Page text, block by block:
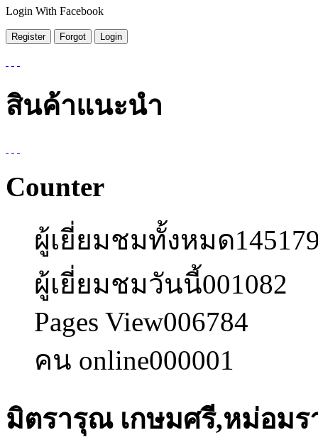
Login With Facebook
สินค้าแนะนำ
Counter
ผู้เยี่ยมชมทั้งหมด
ผู้เยี่ยมชมวันนี้001082
Pages View006784
คน online000001
มิตรารุณ เกษมศรี,หม่อมร